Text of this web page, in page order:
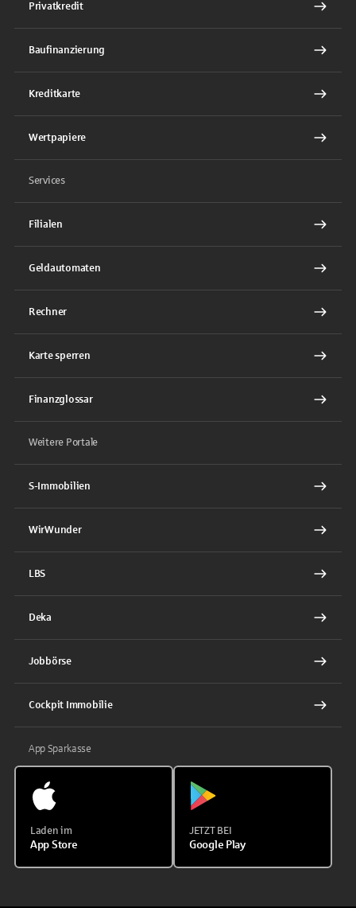
Privatkredit
Baufinanzierung
Kreditkarte
Wertpapiere
Services
Filialen
Geldautomaten
Rechner
Karte sperren
Finanzglossar
Weitere Portale
S-Immobilien
WirWunder
LBS
Deka
Jobbörse
Cockpit Immobilie
App Sparkasse
Laden im
App Store
JETZT BEI
Google Play